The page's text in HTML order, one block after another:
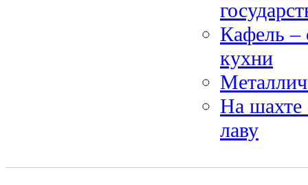
Кафель –
кухни
На шахте
лаву